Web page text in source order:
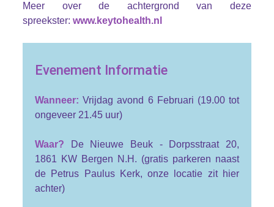
Meer over de achtergrond van deze
spreekster: www.keytohealth.nl
Evenement Informatie
Wanneer: Vrijdag avond 6 Februari (19.00 tot
ongeveer 21.45 uur)
Waar? De Nieuwe Beuk - Dorpsstraat 20,
1861 KW Bergen N.H. (gratis parkeren naast
de Petrus Paulus Kerk, onze locatie zit hier
achter)